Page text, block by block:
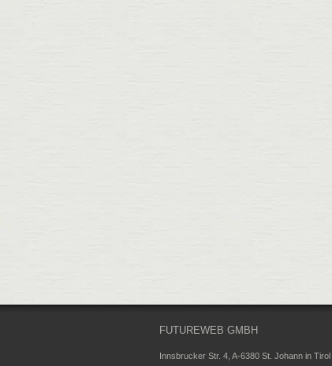
FUTUREWEB GMBH
Innsbrucker Str. 4, A-6380 St. Johann in Tirol